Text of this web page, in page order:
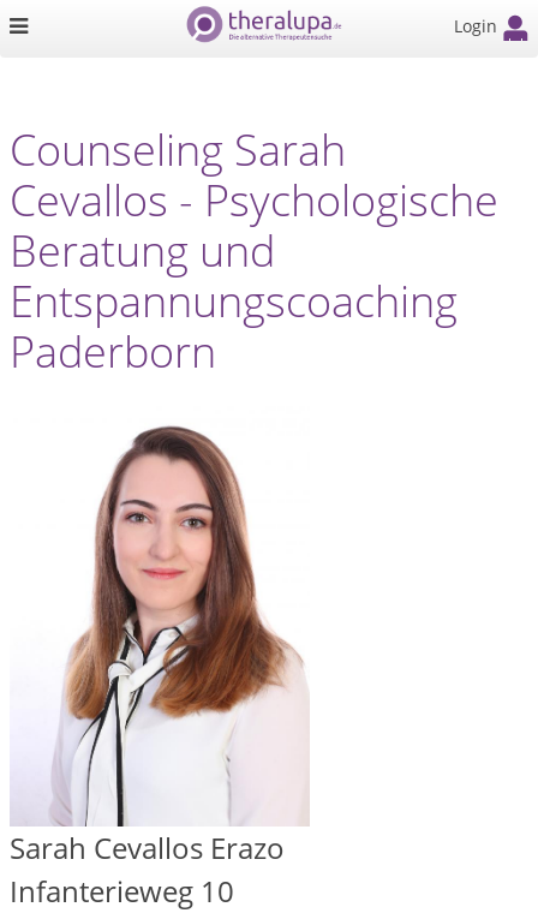
Login
Counseling Sarah
Cevallos - Psychologische
Beratung und
Entspannungscoaching
Paderborn
Sarah Cevallos Erazo
Infanterieweg 10